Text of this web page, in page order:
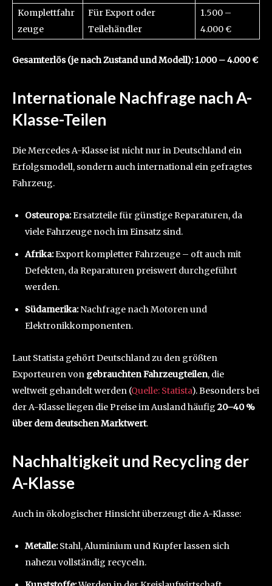
Komplettfahr
zeuge
Für Export oder
Teilehändler
1.500 –
4.000 €
Gesamterlös (je nach Zustand und Modell): 1.000 – 4.000 €
Internationale Nachfrage nach A-
Klasse-Teilen
Die Mercedes A-Klasse ist nicht nur in Deutschland ein
Erfolgsmodell, sondern auch international ein gefragtes
Fahrzeug.
Osteuropa:Ersatzteile für günstige Reparaturen, da
viele Fahrzeuge noch im Einsatz sind.
Afrika:Export kompletter Fahrzeuge – oft auch mit
Defekten, da Reparaturen preiswert durchgeführt
werden.
Südamerika:Nachfrage nach Motoren und
Elektronikkomponenten.
Laut Statista gehört Deutschland zu den größten
Exporteuren von gebrauchten Fahrzeugteilen, die
weltweit gehandelt werden (Quelle: Statista). Besonders bei
der A-Klasse liegen die Preise im Ausland häufig 20–40 %
über dem deutschen Marktwert.
Nachhaltigkeit und Recycling der
A-Klasse
Auch in ökologischer Hinsicht überzeugt die A-Klasse:
Metalle:Stahl, Aluminium und Kupfer lassen sich
nahezu vollständig recyceln.